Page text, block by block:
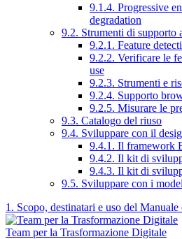
9.1.4. Progressive
degradation
9.2. Strumenti di supporto
9.2.1. Feature
9.2.2. Verificare le
use
9.2.3. Strumenti e
9.2.4. Supporto
9.2.5. Misurare le
9.3. Catalogo del riuso
9.4. Sviluppare con il
9.4.1. Il framework
9.4.2. Il kit di
9.4.3. Il kit di
9.5. Sviluppare con i
1. Scopo, destinatari e uso del
Team per la Trasformazione Digitale